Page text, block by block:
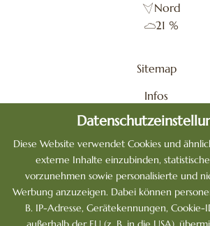
Diese Website verwendet Cookies und
externe Inhalte einzubinden,
vorzunehmen sowie personalisierte und
Werbung anzuzeigen. Dabei können
B. IP-Adresse, Gerätekennungen, Cookie-
Nord
21 %
Sitemap
Infos
Impressum
Datenschutz
Cookie
Jobs & Karriere